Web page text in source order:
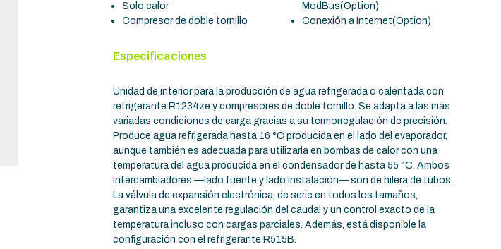
Solo calor
Compresor de doble tornillo
ModBus(Option)
Conexión a Internet(Option)
Especificaciones
Unidad de interior para la producción de agua refrigerada o calentada con
refrigerante R1234ze y compresores de doble tornillo. Se adapta a las más
variadas condiciones de carga gracias a su termorregulación de precisión.
Produce agua refrigerada hasta 16 °C producida en el lado del evaporador,
aunque también es adecuada para utilizarla en bombas de calor con una
temperatura del agua producida en el condensador de hasta 55 °C. Ambos
intercambiadores —lado fuente y lado instalación— son de hilera de tubos.
La válvula de expansión electrónica, de serie en todos los tamaños,
garantiza una excelente regulación del caudal y un control exacto de la
temperatura incluso con cargas parciales. Además, está disponible la
configuración con el refrigerante R515B.